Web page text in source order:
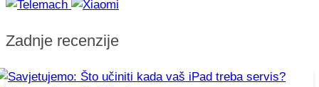
Zadnje recenzije